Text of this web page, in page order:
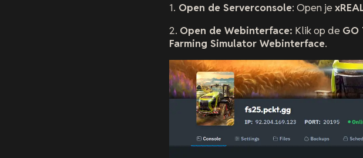
1. Open de Serverconsole: Open je
2. Open de Webinterface: Klik op de GO
Farming Simulator Webinterface.